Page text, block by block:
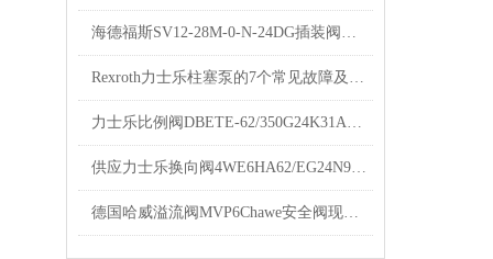
海德福斯SV12-28M-0-N-24DG插装阀资料SV12-20-0-N
Rexroth力士乐柱塞泵的7个常见故障及其处理措施，来看看你知道几条
力士乐比例阀DBETE-62/350G24K31A1V现货REXROTH
供应力士乐换向阀4WE6HA62/EG24N9K4型号齐全
德国哈威溢流阀MVP6Chawe安全阀现货库存